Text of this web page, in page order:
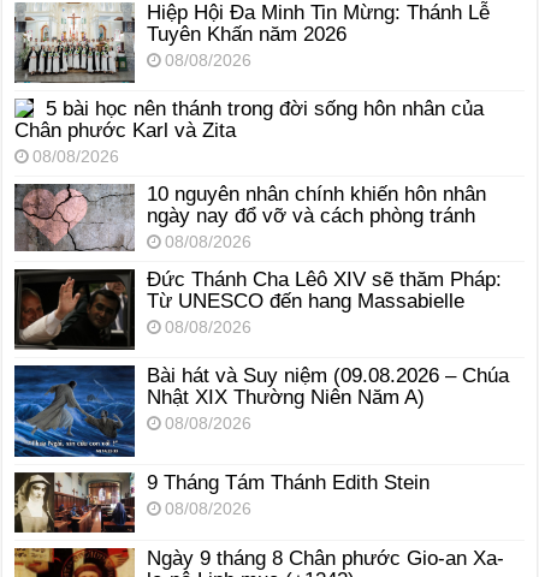
Hiệp Hội Đa Minh Tin Mừng: Thánh Lễ
Tuyên Khấn năm 2026
08/08/2026
5 bài học nên thánh trong đời sống hôn nhân của
Chân phước Karl và Zita
08/08/2026
10 nguyên nhân chính khiến hôn nhân
ngày nay đổ vỡ và cách phòng tránh
08/08/2026
Đức Thánh Cha Lêô XIV sẽ thăm Pháp:
Từ UNESCO đến hang Massabielle
08/08/2026
Bài hát và Suy niệm (09.08.2026 – Chúa
Nhật XIX Thường Niên Năm A)
08/08/2026
9 Tháng Tám Thánh Edith Stein
08/08/2026
Ngày 9 tháng 8 Chân phước Gio-an Xa-